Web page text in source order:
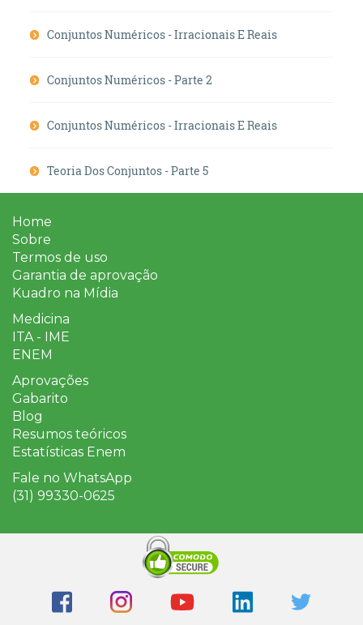
Conjuntos Numéricos - Irracionais E Reais
Conjuntos Numéricos - Parte 2
Conjuntos Numéricos - Irracionais E Reais
Teoria Dos Conjuntos - Parte 5
Home
Sobre
Termos de uso
Garantia de aprovação
Kuadro na Mídia
Medicina
ITA - IME
ENEM
Aprovações
Gabarito
Blog
Resumos teóricos
Estatísticas Enem
Fale no WhatsApp
(31) 99330-0625